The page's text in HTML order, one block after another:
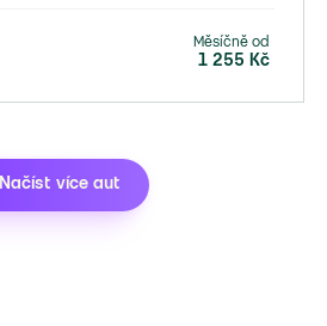
Měsíčně od
1 255 Kč
Načíst více aut